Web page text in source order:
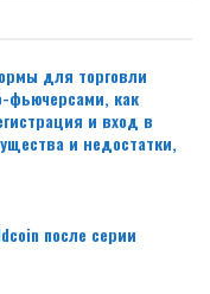
для торговли
фьючерсами, как
и вход в
и недостатки,
после серии